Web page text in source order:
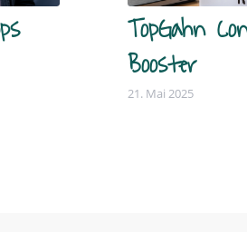
TopGahn
Booster
21. Mai 2025